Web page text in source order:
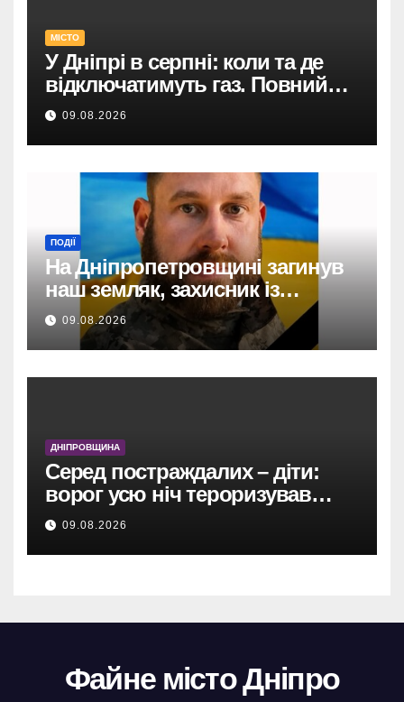
МІСТО
У Дніпрі в серпні: коли та де
відключатимуть газ. Повний
список адрес і термінів.
09.08.2026
ПОДІЇ
На Дніпропетровщині загинув
наш земляк, захисник із
Кам’янського Олександр
Андрієнко.
09.08.2026
ДНІПРОВЩИНА
Серед постраждалих – діти:
ворог усю ніч тероризував
Дніпропетровщину
безпілотниками, артилерією та
авіабомбою.
09.08.2026
Файне місто Дніпро